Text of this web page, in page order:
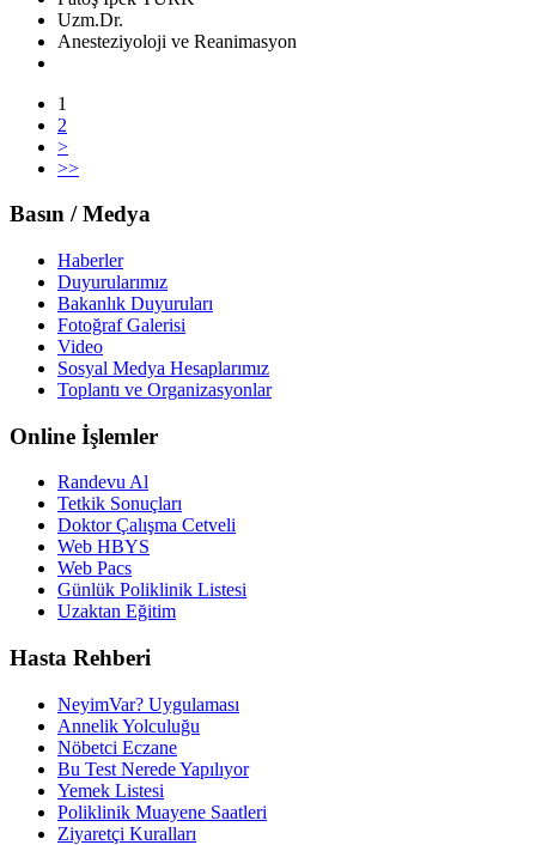
Uzm.Dr.
Anesteziyoloji ve Reanimasyon
1
2
>
>>
Basın / Medya
Haberler
Duyurularımız
Bakanlık Duyuruları
Fotoğraf Galerisi
Video
Sosyal Medya Hesaplarımız
Toplantı ve Organizasyonlar
Online İşlemler
Randevu Al
Tetkik Sonuçları
Doktor Çalışma Cetveli
Web HBYS
Web Pacs
Günlük Poliklinik Listesi
Uzaktan Eğitim
Hasta Rehberi
NeyimVar? Uygulaması
Annelik Yolculuğu
Nöbetci Eczane
Bu Test Nerede Yapılıyor
Yemek Listesi
Poliklinik Muayene Saatleri
Ziyaretçi Kuralları